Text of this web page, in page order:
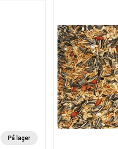
På lager